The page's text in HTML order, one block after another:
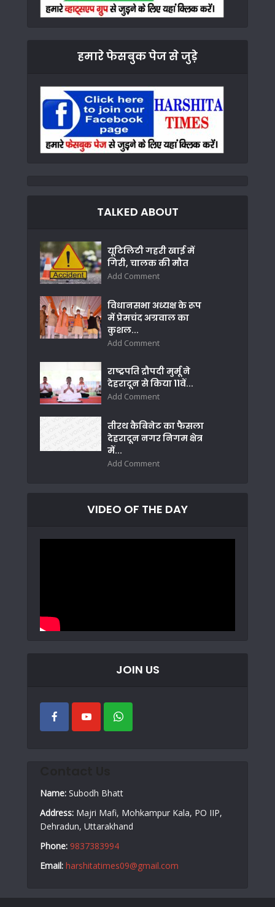
हमारे फेसबुक पेज से जुड़े
TALKED ABOUT
यूटिलिटी गहरी खाई में
गिरी, चालक की मौत
Add Comment
विधानसभा अध्यक्ष के रूप
में प्रेमचंद अग्रवाल का
कुशल...
Add Comment
राष्ट्रपति द्रौपदी मुर्मू ने
देहरादून से किया 11वें...
Add Comment
तीरथ कैबिनेट का फैसला
देहरादून नगर निगम क्षेत्र
में...
Add Comment
VIDEO OF THE DAY
JOIN US
Name: Subodh Bhatt
Address: Majri Mafi, Mohkampur Kala, PO IIP,
Dehradun, Uttarakhand
Phone: 9837383994
Email: harshitatimes09@gmail.com